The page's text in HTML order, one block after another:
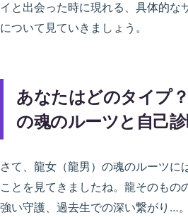
イと出会った時に現れる、具体的な
について見ていきましょう。
あなたはどのタイプ？
の魂のルーツと自己
さて、龍女（龍男）の魂のルーツに
ことを見てきましたね。龍そのもの
強い守護、過去生での深い繋がり…。